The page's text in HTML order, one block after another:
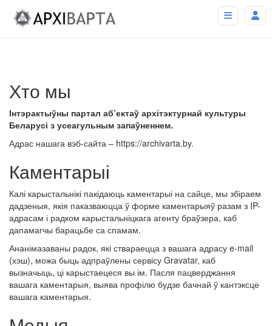
Хто мы
Інтэрактыўны партал аб’ектаў архітэктурнай культуры
Беларусі з усеагульным запаўненнем.
Адрас нашага вэб-сайта – https://archivarta.by.
Каментарыі
Калі карыстальнікі пакідаюць каментарыі на сайце, мы збіраем
дадзеныя, якія паказваюцца ў форме каментарыяў разам з IP-
адрасам і радком карыстальніцкага агенту браўзера, каб
дапамагчы барацьбе са спамам.
Ананімазаваны радок, які ствараецца з вашага адрасу e-mail
(хэш), можа быць адпраўлены сервісу Gravatar, каб
вызначыць, ці карыстаецеся вы ім. Пасля пацверджання
вашага каментарыя, выява профілю будзе бачнай ў кантэксце
вашага каментарыя.